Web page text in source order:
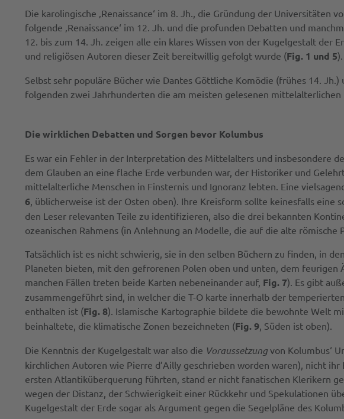
Die karolingische ‚Renaissance‘ im 8. Jh., die Gründung der
folgende ‚Renaissance‘ im 12. Jh. und die profunden Debatten und
12. bis zum 14. Jh. zeigen alle ein klares Wissen von der Kugelgestalt
und religiösen Autoren dieser Zeit bereitwillig gefolgt wurde (Fig. 1 und 5).
Selbst sehr populäre Bücher wie Dantes Göttliche Komödie (frühes 14.
folgenden zwei Jahrhunderten die am meisten gelesenen
Die wirklichen Debatten und Sorgen bevor Kolumbus
Es war ein Fehler in der Interpretation des Mittelalters und insbesondere
dem Glauben an eine flache Erde verbunden war, der Historiker und
mittelalterliche Menschen in Finsternis und Ignoranz lebten. Eine
6 , üblicherweise ist der Osten oben). Ihre Kreisform sollte keinesfalls
den Leser relevanten Teile zu identifizieren, also die drei bekannten
ozeanischen Rahmens (in Anlehnung an Modelle, die auf die alte römische
Tatsächlich ist es nicht schwierig, sie in den selben Büchern zu finden, in
Planeten bieten, mit den gefrorenen Polen oben und unten, dem
manchen Fällen treten beide Karten nebeneinander auf, Fig. 7). Es gibt
zusammengeführt sind, in welcher die T-O karte innerhalb der
enthalten ist (Fig. 8). Islamische Kartographie bildete die bewohnte Welt
beinhaltete, die klimatische Zonen bezeichneten (Fig. 9 , Süden ist oben).
Die Kenntnis der Kugelgestalt war also die Voraussetzung von Kolumbus‘
kirchlichen Autoren wie Pierre d’Ailly geschrieben worden waren), nicht
ersten Atlantiküberquerung führten, stand er nicht fanatischen Klerikern
wegen der Distanz, der Schwierigkeit einer Rückkehr und Spekulationen
Kugelgestalt der Erde sogar als Argument gegen die Segelpläne des